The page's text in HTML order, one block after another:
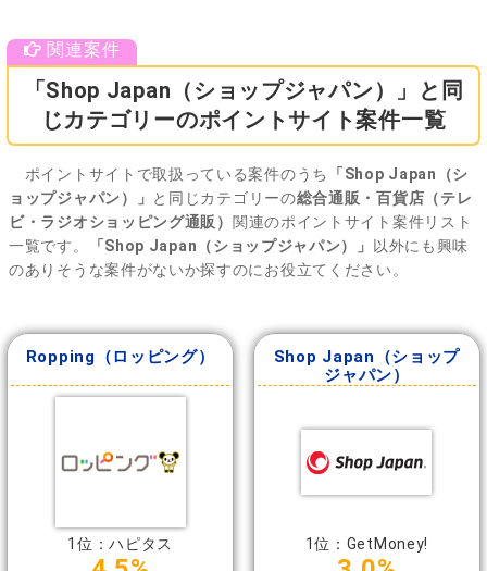
「Shop Japan（ショップジャパン）」と同
じカテゴリーのポイントサイト案件一覧
ポイントサイトで取扱っている案件のうち
「Shop Japan（シ
ョップジャパン）」 と同じカテゴリーの総合通販・百貨店（テレ
ビ・ラジオショッピング通販） 関連のポイントサイト案件リスト
一覧です。
「Shop Japan（ショップジャパン）」
以外にも興味
のありそうな案件がないか探すのにお役立てください。
Ropping（ロッピング）
1位：ハピタス
Shop Japan（ショップ
ジャパン）
1位：GetMoney!